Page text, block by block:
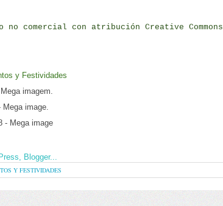
no comercial con atribución Creative Commons
y Festividades
imagem.
image.
- Mega image
Y FESTIVIDADES